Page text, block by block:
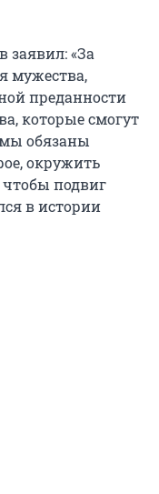
заявил: «За
мужества,
преданности
которые смогут
обязаны
окружить
чтобы подвиг
в истории